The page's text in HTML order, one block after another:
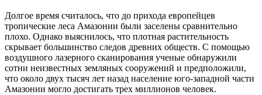
Долгое время считалось, что до прихода европейцев
тропические леса Амазонии были заселены сравнительно
плохо. Однако выяснилось, что плотная растительность
скрывает большинство следов древних обществ. С помощью
воздушного лазерного сканирования ученые обнаружили
сотни неизвестных земляных сооружений и предположили,
что около двух тысяч лет назад население юго-западной части
Амазонии могло достигать трех миллионов человек.